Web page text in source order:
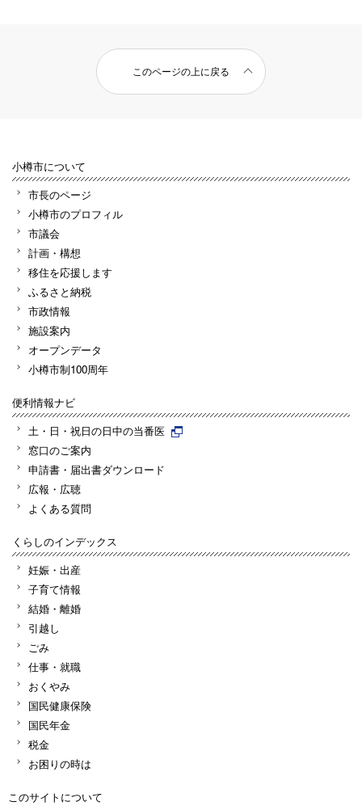
このページの上に戻る
小樽市について
市長のページ
小樽市のプロフィル
市議会
計画・構想
移住を応援します
ふるさと納税
市政情報
施設案内
オープンデータ
小樽市制100周年
便利情報ナビ
土・日・祝日の日中の当番医
窓口のご案内
申請書・届出書ダウンロード
広報・広聴
よくある質問
くらしのインデックス
妊娠・出産
子育て情報
結婚・離婚
引越し
ごみ
仕事・就職
おくやみ
国民健康保険
国民年金
税金
お困りの時は
このサイトについて